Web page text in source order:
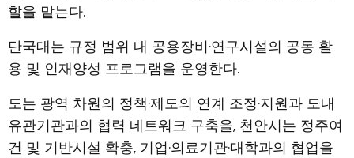
할을 맡는다.
단국대는 규정 범위 내 공용장비·연구시설의 공동 활
용 및 인재양성 프로그램을 운영한다.
도는 광역 차원의 정책·제도의 연계 조정·지원과 도내
유관기관과의 협력 네트워크 구축을, 천안시는 정주여
건 및 기반시설 확충, 기업·의료기관·대학과의 협업을